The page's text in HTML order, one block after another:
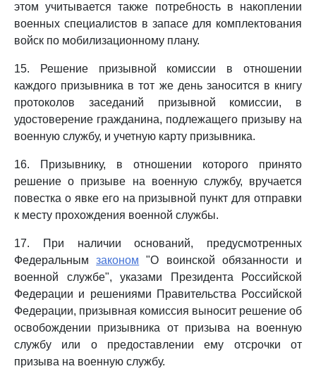
этом учитывается также потребность в накоплении
военных специалистов в запасе для комплектования
войск по мобилизационному плану.
15. Решение призывной комиссии в отношении
каждого призывника в тот же день заносится в книгу
протоколов заседаний призывной комиссии, в
удостоверение гражданина, подлежащего призыву на
военную службу, и учетную карту призывника.
16. Призывнику, в отношении которого принято
решение о призыве на военную службу, вручается
повестка о явке его на призывной пункт для отправки
к месту прохождения военной службы.
17. При наличии оснований, предусмотренных
Федеральнымзаконом "О воинской обязанности и
военной службе", указами Президента Российской
Федерации и решениями Правительства Российской
Федерации, призывная комиссия выносит решение об
освобождении призывника от призыва на военную
службу или о предоставлении ему отсрочки от
призыва на военную службу.